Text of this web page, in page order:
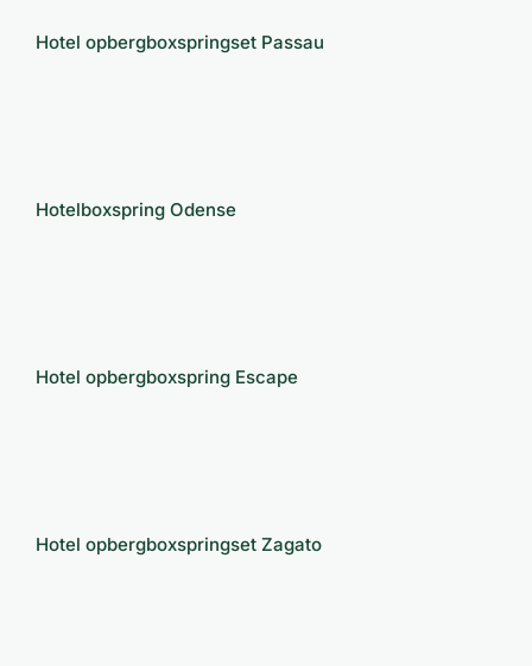
Hotel opbergboxspringset Passau
Hotelboxspring Odense
Hotel opbergboxspring Escape
Hotel opbergboxspringset Zagato